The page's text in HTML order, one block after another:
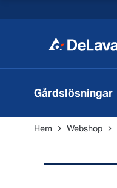
Gårdslösningar
Hem Webshop